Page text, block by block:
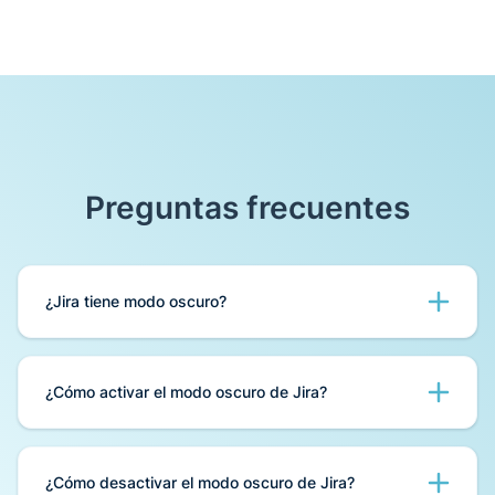
Preguntas frecuentes
¿Jira tiene modo oscuro?
Sí, Jira incluye esta función para reducir la
fatiga visual al trabajar en entornos de poca
¿Cómo activar el modo oscuro de Jira?
Para cambiar el tema de color, ve al menú
«Configuración personal», busca la pestaña
¿Cómo desactivar el modo oscuro de Jira?